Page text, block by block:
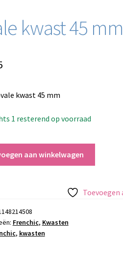
kwast 45
kwast 45 mm
1 resterend op voorraad
aan winkelwagen
Frenchic, Kwasten
, kwasten